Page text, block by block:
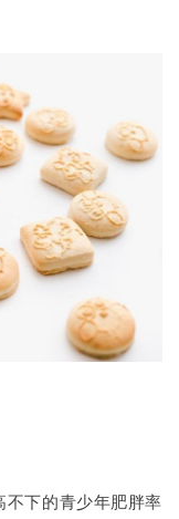
下的青少年肥胖率